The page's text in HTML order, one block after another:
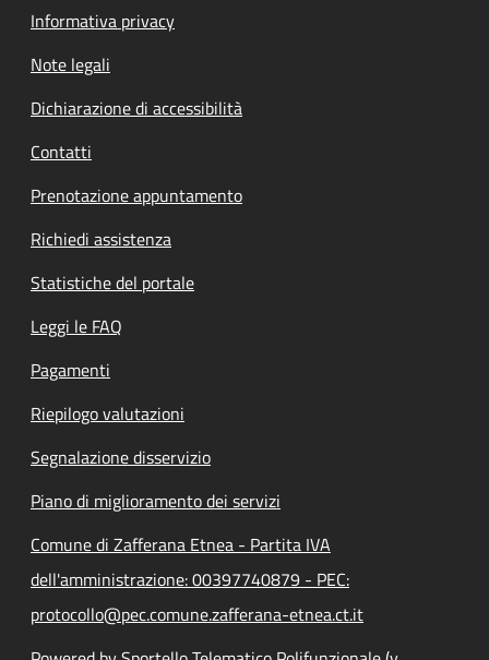
Informativa privacy
Note legali
Dichiarazione di accessibilità
Contatti
Prenotazione appuntamento
Richiedi assistenza
Statistiche del portale
Leggi le FAQ
Pagamenti
Riepilogo valutazioni
Segnalazione disservizio
Piano di miglioramento dei servizi
Comune di Zafferana Etnea - Partita IVA
dell'amministrazione: 00397740879 - PEC:
protocollo@pec.comune.zafferana-etnea.ct.it